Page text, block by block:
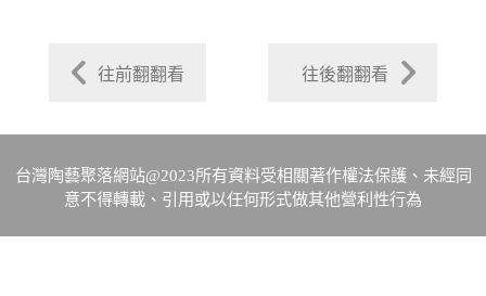
往前翻翻看 往後翻翻看
台灣陶藝聚落網站@2023所有資料受相關著作權法保護、未經同
意不得轉載、引用或以任何形式做其他營利性行為